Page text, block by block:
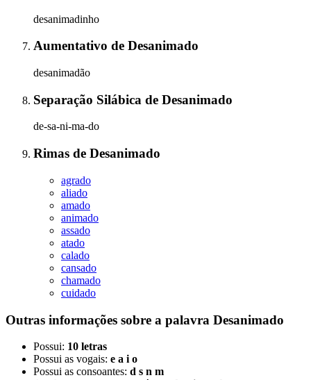
desanimadinho
Aumentativo de Desanimado
desanimadão
Separação Silábica de Desanimado
de-sa-ni-ma-do
Rimas de Desanimado
agrado
aliado
amado
animado
assado
atado
calado
cansado
chamado
cuidado
Outras informações sobre a palavra Desanimado
Possui: 10 letras
Possui as vogais: e a i o
Possui as consoantes: d s n m